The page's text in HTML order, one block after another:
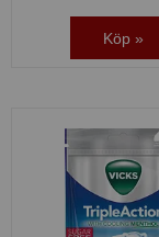
Köp »